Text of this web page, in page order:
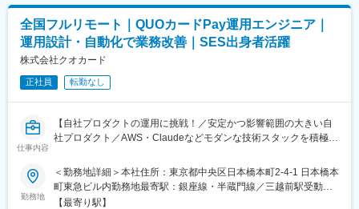
変更の範囲：会社の定める業務
申請などの事務手続きはラボ専属の事務担当が担うことで、エン
ジニアは開発・運用など本質的な作業に集中できるようにしてい
ます。
■開発環境
・言語/フレームワーク：サーバーサイドKotlin /Spring Boot /jOOQ
/ReactJS/TypeScript /OpenAPI
・インフラ：AWS (ECS,Fargate,Aurora,RDS,ALB）/Terraform
/Docker
・DB：Aurora PostgreSQL
■ツール
・監視：Datadog /Sentry
・プロジェクト管理：Jira/ Backlog
す。月給(月額)は固定手当を含めた表記です。
全国フルリモート｜QUOカードPay運用エンジニア｜
運用設計・自動化で業務改善｜SES出身者活躍
株式会社クオカード
正社員 転勤なし
仕事内容
【自社プロダクトの運用に挑戦！／安定かつ影響範囲の大きい自
社プロダクト／AWS・Claudeなどモダンな技術スタックを積極採
★専任の事務担当が在籍しており、本質的なエンジニア業務に集
中できる環境／指示待ちの運用業務ではなく、運用設計や改善に
主体的に関われるポジションです★
勤務地
＜勤務地詳細＞本社住所：東京都中央区日本橋本町2-4-1 日本橋本
町東急ビル内勤務地最寄駅：銀座線・半蔵門線／三越前駅受動喫
煙対策：屋内全面禁煙変更の範囲：会社の定める事業所（リモー
【最寄り駅】